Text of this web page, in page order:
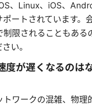
、Linux、iOS、
ポートされています。
制限されることもある
い。
度が遅くなるのは
ワークの混雑、物理